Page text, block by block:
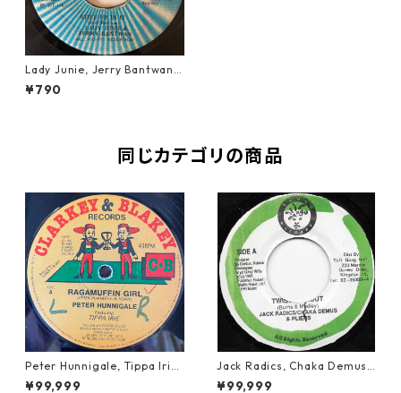
Lady Junie, Jerry Bantwan ‎–
Stiff Up In It【7-20122】
¥790
同じカテゴリの商品
Peter Hunnigale, Tippa Irie
- Raggamuffin Girl【12-50
¥99,999
Jack Radics, Chaka Demus
& Pliers - Twist And Shout
¥99,999